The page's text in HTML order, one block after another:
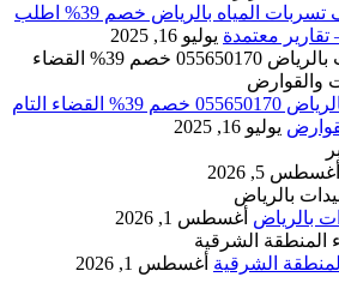
افضل شركة كشف تسربات المياه بالرياض خصم 39% اطلب
يوليو 16, 2025
مكافحة حشرات بالرياض 055650170 خصم 39% القضاء التام
يوليو 16, 2025
أغسطس 5, 2026
بالرياض أغسطس 1, 2026
الشرقية أغسطس 1, 2026